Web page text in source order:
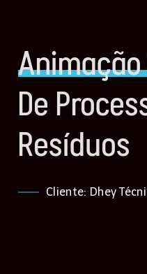
Animação
De
Resíduos
Cliente: Dhey